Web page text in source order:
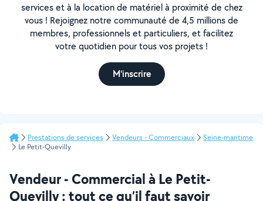
services et à la location de matériel à proximité de chez
vous ! Rejoignez notre communauté de 4,5 millions de
membres, professionnels et particuliers, et facilitez
votre quotidien pour tous vos projets !
M'inscrire
Prestations de services Vendeurs - Commerciaux
Seine-maritime
Le Petit-Quevilly
Vendeur - Commercial à Le Petit-
Quevilly : tout ce qu’il faut savoir